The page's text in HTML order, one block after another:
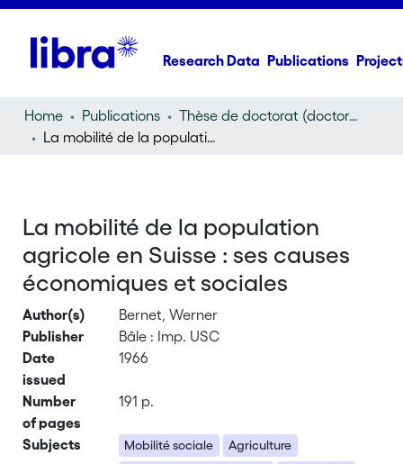
Research Data Publications
Home Publications
Thèse de doctorat (doctoral thesis)
La mobilité de la population agricole en Suisse : ses causes économiques et sociales
La mobilité de la population
agricole en Suisse : ses causes
économiques et sociales
Author(s)
Bernet, Werner
Publisher
Bâle : Imp. USC
Date
issued
1966
Number
of pages
191 p.
Subjects Mobilité sociale
Agriculture